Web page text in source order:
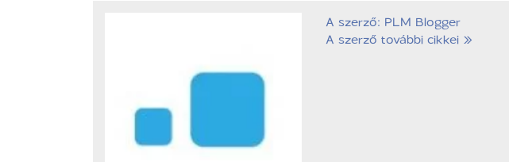
A szerző: PLM Blogger
A szerző további cikkei »